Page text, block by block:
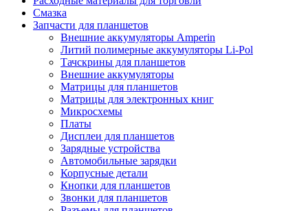
Смазка
Запчасти для планшетов
Внешние аккумуляторы Amperin
Литий полимерные аккумуляторы Li-Pol
Тачскрины для планшетов
Внешние аккумуляторы
Матрицы для планшетов
Матрицы для электронных книг
Микросхемы
Платы
Дисплеи для планшетов
Зарядные устройства
Автомобильные зарядки
Корпусные детали
Кнопки для планшетов
Звонки для планшетов